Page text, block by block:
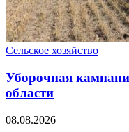
Сельское хозяйство
Уборочная
области
08.08.2026